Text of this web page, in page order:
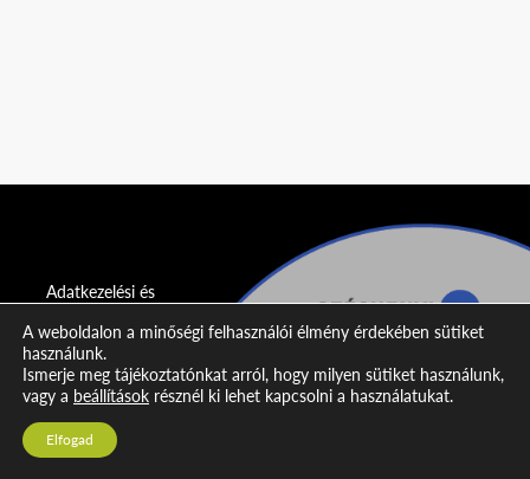
Adatkezelési és
nyilatkozat
Impresszum
Kapcsolat
A weboldalon a minőségi felhasználói élmény érdekében sütiket
használunk.
Ismerje meg tájékoztatónkat arról, hogy milyen sütiket használunk,
vagy a beállítások résznél ki lehet kapcsolni a használatukat.
Elfogad